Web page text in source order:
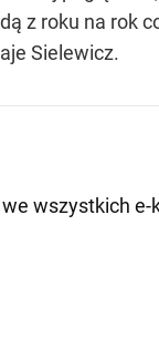
z roku na rok
Sielewicz.
wszystkich e-